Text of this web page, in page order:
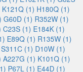
K121Q (1) H180Q (1)
G60D (1) R352W (1)
C23S (1) E184K (1)
E89Q (1) R135W (1)
S311C (1) D10W (1)
A227G (1) K101Q (1)
P67L (1) E44D (1)